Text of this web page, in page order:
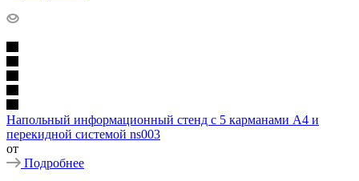
Напольный информационный стенд с 5 карманами А4 и
перекидной системой ns003
от
Подробнее